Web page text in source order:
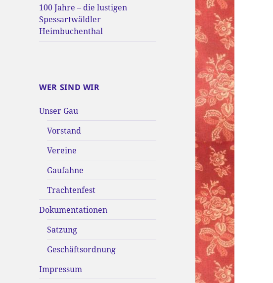
100 Jahre – die lustigen
Spessartwäldler
Heimbuchenthal
WER SIND WIR
Unser Gau
Vorstand
Vereine
Gaufahne
Trachtenfest
Dokumentationen
Satzung
Geschäftsordnung
Impressum